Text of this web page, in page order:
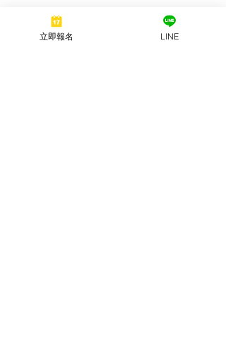
聯絡我們
03-482-5678
立即報名 LINE